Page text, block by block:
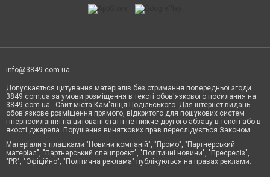
info@3849.com.ua
Допускається цитування матеріалів без отримання попередньої згоди
3849.com.ua за умови розміщення в тексті обов'язкового посилання на
3849.com.ua - Сайт міста Кам'янця-Подільського. Для інтернет-видань
обов'язкове розміщення прямого, відкритого для пошукових систем
гіперпосилання на цитовані статті не нижче другого абзацу в тексті або в
якості джерела. Порушення виняткових прав переслідується Законом.
Матеріали з плашками "Новини компаній", "Промо", "Партнерський
матеріал", "Партнерський спецпроєкт", "Політичні новини", "Пресреліз",
"PR", "Офіційно", "Політична реклама" публікуються на правах реклами.